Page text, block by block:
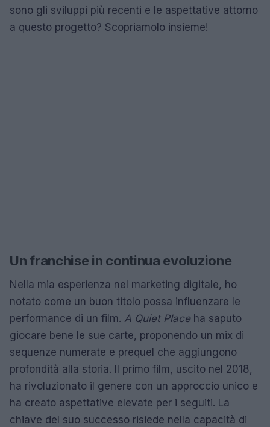
sono gli sviluppi più recenti e le aspettative attorno
a questo progetto? Scopriamolo insieme!
Un franchise in continua evoluzione
Nella mia esperienza nel marketing digitale, ho
notato come un buon titolo possa influenzare le
performance di un film. A Quiet Placeha saputo
giocare bene le sue carte, proponendo un mix di
sequenze numerate e prequel che aggiungono
profondità alla storia. Il primo film, uscito nel 2018,
ha rivoluzionato il genere con un approccio unico e
ha creato aspettative elevate per i seguiti. La
chiave del suo successo risiede nella capacità di